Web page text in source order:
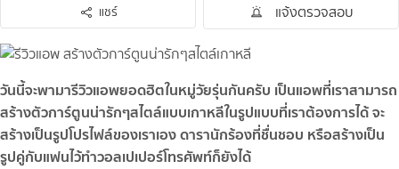
แชร์
แจ้งตรวจสอบ
วันนี้จะพามารีวิวแอพยอดฮิตในหมู่วัยรุ่นกันครับ เป็นแอพที่เราสามารถ
สร้างตัวการ์ตูนน่ารักๆสไตล์แบบเกาหลีในรูปแบบที่เราต้องการได้ จะ
สร้างเป็นรูปโปรไฟล์ของเราเอง ดารานักร้องที่ชื่นชอบ หรือสร้างเป็น
รูปคู่กับแฟนไว้ทำวอลเปเปอร์โทรศัพท์ก็ยังได้